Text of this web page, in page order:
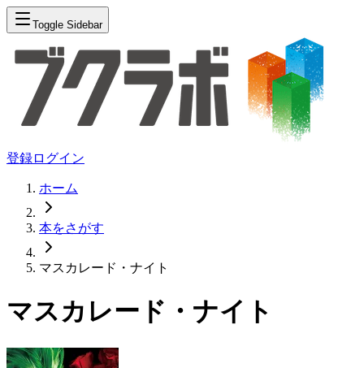
Toggle Sidebar
登録ログイン
ホーム
本をさがす
マスカレード・ナイト
マスカレード・ナイト